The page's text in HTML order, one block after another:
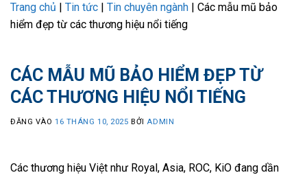
Trang chủ | Tin tức | Tin chuyên ngành | Các mẫu mũ bảo
hiểm đẹp từ các thương hiệu nổi tiếng
CÁC MẪU MŨ BẢO HIỂM ĐẸP TỪ
CÁC THƯƠNG HIỆU NỔI TIẾNG
ĐĂNG VÀO16 THÁNG 10, 2025 BỞI ADMIN
Các thương hiệu Việt như Royal, Asia, ROC, KiO đang dần